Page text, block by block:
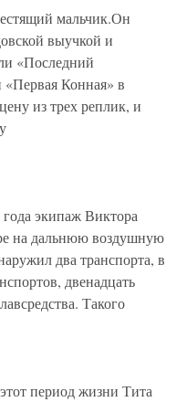
мальчик.Он
выучкой и
«Последний
Конная» в
из трех реплик, и
экипаж Виктора
на дальнюю воздушную
два транспорта, в
двенадцать
Такого
период жизни Тита